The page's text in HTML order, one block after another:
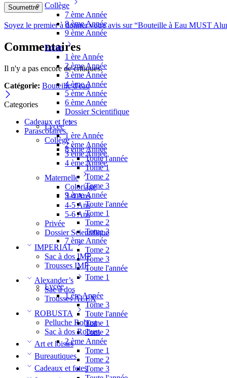
Collège
7 ème Année
8 ème Année
9 ème Année
Ecole
1 ère Année
2 ème Année
3 ème Année
4 ème Année
5 ème Année
6 ème Année
Dossier Scientifique
Lycée
1 ère Année
2 ème Année
3 ème Année
4 ème Année
Maternelle
Coloriage
3-4 Ans
4-5 Ans
5-6 Ans
Privée
Dossier Scientifique
IMPERIAL
Sac à dos IMP
Trousses IMP
Alexander’s
Sac à dos
Trousses ALEX
ROBUSTA
Pelluche Robust
Sac à dos Robust
Art et loisirs
Bureautiques
Cadeaux et fetes
Soyez le premier à donner votre avis sur “Bouteille à Eau MUST
Commentaires
Il n'y a pas encore de critiques.
Catégorie: Bouteille d'eau
Categories
Cadeaux et fetes
Parascolaires
Collège
8 ème Année
Toute l'année
Tome 1
Tome 2
Tome 3
9 ème Année
Toute l'année
Tome 1
Tome 2
Tome 3
7 ème Année
Tome 2
Tome 3
Toute l'année
Tome 1
Lycée
1 ère Année
Tome 3
Toute l'année
Tome 1
Tome 2
2 ème Année
Tome 1
Tome 2
Tome 3